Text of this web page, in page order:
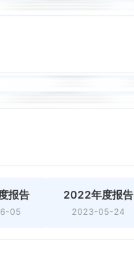
报告
05
2022年度报告
2023-05-24